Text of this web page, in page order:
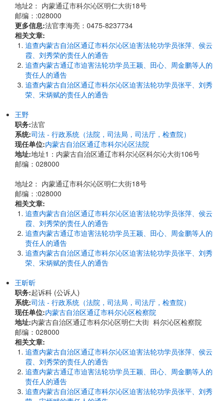
地址2： 内蒙通辽市科尔沁区明仁大街18号
邮编：:028000
更多信息:法官李海亮：0475-8237734
相关文章:
追查内蒙古自治区通辽市科尔沁区迫害法轮功学员张萍、侯云
霞、刘秀荣的责任人的通告
追查内蒙古通辽市迫害法轮功学员王颖、田心、周金鹏等人的
责任人的通告
追查内蒙古自治区通辽市科尔沁区迫害法轮功学员张平、刘秀
荣、宋炳赋的责任人的通告
王野
职务:法官
系统:司法 - 行政系统（法院，司法局，司法厅，检查院）
现任单位:内蒙古自治区通辽市科尔沁区法院
地址:地址1：内蒙古自治区通辽市科尔沁区科尔沁大街106号
邮编：028000
地址2： 内蒙通辽市科尔沁区明仁大街18号
邮编：:028000
相关文章:
追查内蒙古自治区通辽市科尔沁区迫害法轮功学员张萍、侯云
霞、刘秀荣的责任人的通告
追查内蒙古通辽市迫害法轮功学员王颖、田心、周金鹏等人的
责任人的通告
追查内蒙古自治区通辽市科尔沁区迫害法轮功学员张平、刘秀
荣、宋炳赋的责任人的通告
王昕昕
职务:起诉科 (公诉人)
系统:司法 - 行政系统（法院，司法局，司法厅，检查院）
现任单位:内蒙古自治区通辽市科尔沁区检察院
地址:内蒙古自治区通辽市科尔沁区明仁大街 科尔沁区检察院
邮编：028000
相关文章:
追查内蒙古自治区通辽市科尔沁区迫害法轮功学员张萍、侯云
霞、刘秀荣的责任人的通告
追查内蒙古通辽市迫害法轮功学员王颖、田心、周金鹏等人的
责任人的通告
追查内蒙古自治区通辽市科尔沁区迫害法轮功学员张平、刘秀